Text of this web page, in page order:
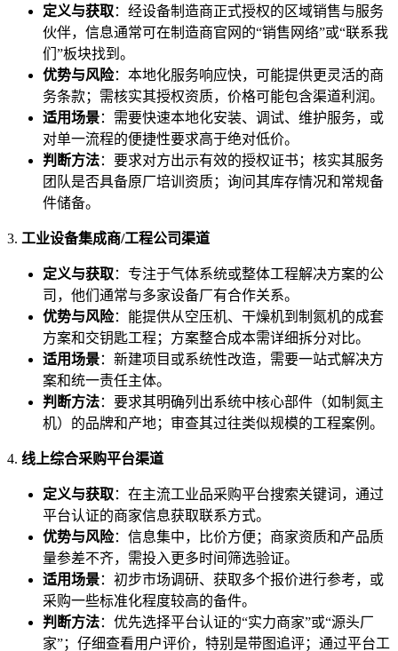
定义与获取：经设备制造商正式授权的区域销售与服务
伙伴，信息通常可在制造商官网的“销售网络”或“联系我
们”板块找到。
优势与风险：本地化服务响应快，可能提供更灵活的商
务条款；需核实其授权资质，价格可能包含渠道利润。
适用场景：需要快速本地化安装、调试、维护服务，或
对单一流程的便捷性要求高于绝对低价。
判断方法：要求对方出示有效的授权证书；核实其服务
团队是否具备原厂培训资质；询问其库存情况和常规备
件储备。
3. 工业设备集成商/工程公司渠道
定义与获取：专注于气体系统或整体工程解决方案的公
司，他们通常与多家设备厂有合作关系。
优势与风险：能提供从空压机、干燥机到制氮机的成套
方案和交钥匙工程；方案整合成本需详细拆分对比。
适用场景：新建项目或系统性改造，需要一站式解决方
案和统一责任主体。
判断方法：要求其明确列出系统中核心部件（如制氮主
机）的品牌和产地；审查其过往类似规模的工程案例。
4. 线上综合采购平台渠道
定义与获取：在主流工业品采购平台搜索关键词，通过
平台认证的商家信息获取联系方式。
优势与风险：信息集中，比价方便；商家资质和产品质
量参差不齐，需投入更多时间筛选验证。
适用场景：初步市场调研、获取多个报价进行参考，或
采购一些标准化程度较高的备件。
判断方法：优先选择平台认证的“实力商家”或“源头厂
家”；仔细查看用户评价，特别是带图追评；通过平台工